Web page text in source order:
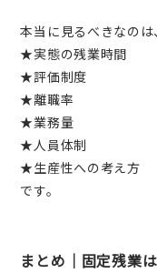
本当に見るべきなのは
★実態の残業時間
★評価制度
★離職率
★業務量
★人員体制
★生産性への考え方
です。
まとめ｜固定残業